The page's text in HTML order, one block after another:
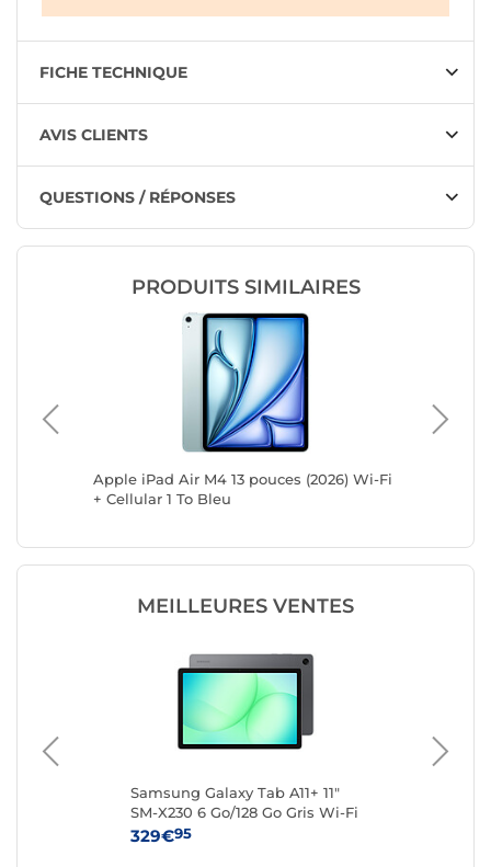
FICHE TECHNIQUE
AVIS CLIENTS
QUESTIONS / RÉPONSES
PRODUITS SIMILAIRES
Apple iPad Air M4 13 pouces (2026) Wi-Fi
+ Cellular 1 To Bleu
MEILLEURES VENTES
Samsung Galaxy Tab A11+ 11"
SM-X230 6 Go/128 Go Gris Wi-Fi
329€95